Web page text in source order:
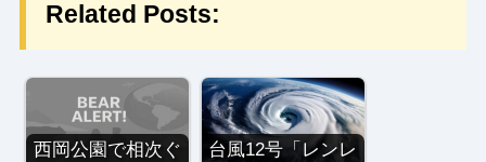
Related Posts:
西岡公園で相次ぐ
台風12号「レンレ